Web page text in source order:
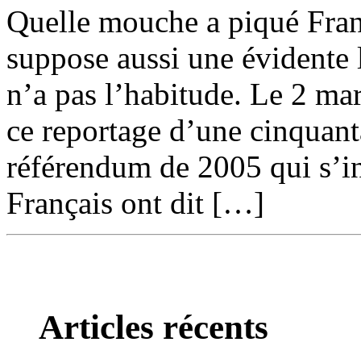
Quelle mouche a piqué
suppose aussi une
n’a pas l’habitude. Le 2
ce reportage d’une
référendum de 2005 qui
Français ont dit […]
Articles récents